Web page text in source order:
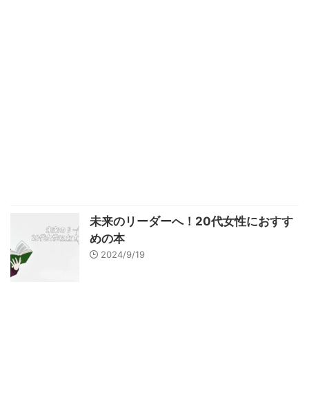
未来のリーダーへ！20代女性におすす
めの本
2024/9/19